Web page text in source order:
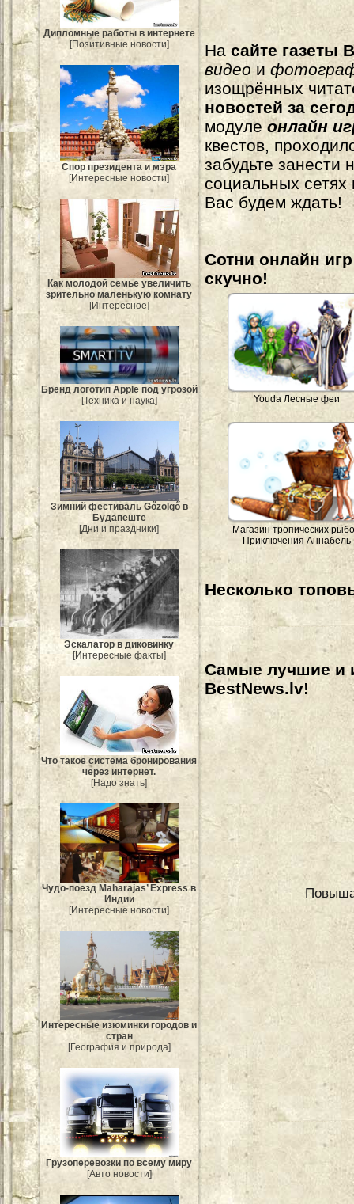
Дипломные работы в интернете
[Позитивные новости]
Спор президента и мэра
[Интересные новости]
Как молодой семье увеличить
зрительно маленькую комнату
[Интересное]
Бренд логотип Apple под угрозой
[Техника и наука]
Зимний фестиваль Gőzölgő в
Будапеште
[Дни и праздники]
Эскалатор в диковинку
[Интересные факты]
Что такое система бронирования
через интернет.
[Надо знать]
Чудо-поезд Maharajas’ Express в
Индии
[Интересные новости]
Интересные изюминки городов и
стран
[География и природа]
Грузоперевозки по всему миру
[Авто новости]
На сайте газеты
видео и
изощрённых
новостей за
модуле онлайн
квестов,
забудьте
социальных
Вас будем ждать!
Сотни онлайн
скучно!
Youda Лесные феи
Магазин тропических
Приключения Аннабель
Несколько
Самые лучшие и
BestNews.lv!